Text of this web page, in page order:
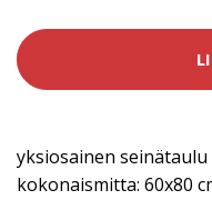
yksiosainen
kokonaismitta: 60x80